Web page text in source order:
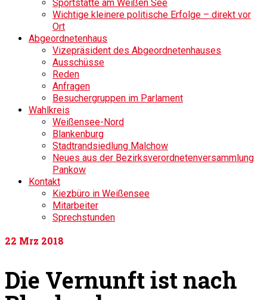
Sportstätte am Weißen See
Wichtige kleinere politische Erfolge – direkt vor
Ort
Abgeordnetenhaus
Vizepräsident des Abgeordnetenhauses
Ausschüsse
Reden
Anfragen
Besuchergruppen im Parlament
Wahlkreis
Weißensee-Nord
Blankenburg
Stadtrandsiedlung Malchow
Neues aus der Bezirksverordnetenversammlung
Pankow
Kontakt
Kiezbüro in Weißensee
Mitarbeiter
Sprechstunden
22 Mrz 2018
Die Vernunft ist nach